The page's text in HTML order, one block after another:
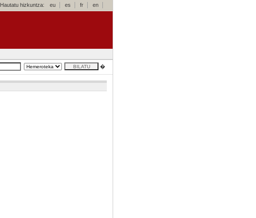
Hautatu hizkuntza: eu es fr en
�